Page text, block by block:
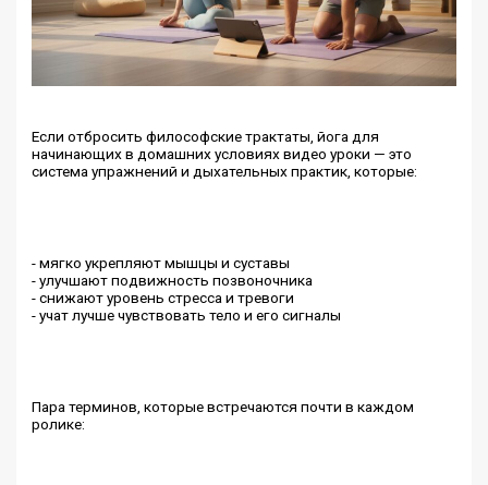
Если отбросить философские трактаты, йога для
начинающих в домашних условиях видео уроки — это
система упражнений и дыхательных практик, которые:
- мягко укрепляют мышцы и суставы
- улучшают подвижность позвоночника
- снижают уровень стресса и тревоги
- учат лучше чувствовать тело и его сигналы
Пара терминов, которые встречаются почти в каждом
ролике: